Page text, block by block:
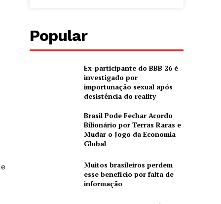
Popular
Ex-participante do BBB 26 é
investigado por
importunação sexual após
desistência do reality
Brasil Pode Fechar Acordo
Bilionário por Terras Raras e
Mudar o Jogo da Economia
Global
Muitos brasileiros perdem
esse benefício por falta de
informação